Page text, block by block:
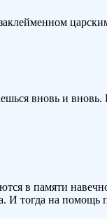
заклейменном
вновь и
в памяти
И тогда на